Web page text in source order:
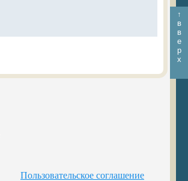
Пользовательское соглашение
↑
в
в
е
р
х